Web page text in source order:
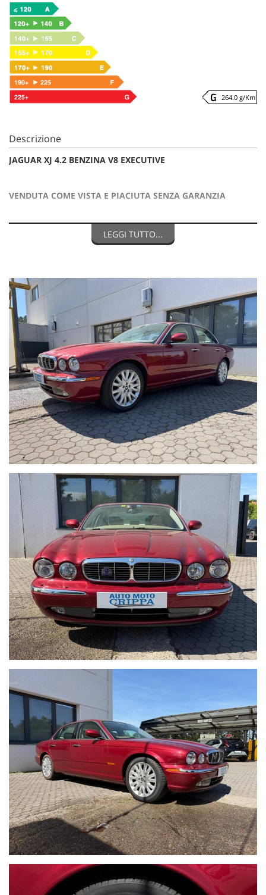
264.0 g/Km
Descrizione
JAGUAR XJ 4.2 BENZINA V8 EXECUTIVE
VENDUTA COME VISTA E PIACIUTA SENZA GARANZIA
VETTURA UFFICIALE ITALIANA IN PRONTA CONSEGNA
Targa, chilometri, accessori principali, cambio e stato della
vettura (meglio se con foto allegate). Con queste
informazioni potremo effettuare una valutazione più
accurata.
AUTO MOTO CRIPPA DI CRIPPA GABRIELE
Via IV Novembre, 113, 23891 Barzanò LC
Contattaci tramite Telefono: 039.9210911
Contattaci tramite WhatsApp: +39 3485705308
Tutte le nostre autovetture sono scrupolosamente
essere proposte alla clientela. La provenienza è certificata,
così come il chilometraggio. Tutte le autovetture sono
coperte da garanzia come stabilito per legge.
Lavorando su diversi portali di comparazione annunci e
gestendo tutto tramite un unico sistema di multi-
pubblicazione, nonostante l’attenzione con la quale
cerchiamo di verificare i nostri annunci di vendita, vi
potrebbero essere involontarie incongruenze circa le
dotazioni e gli accessori della vettura, pertanto, che non
rappresentano vincolo contrattuale. Invitiamo pertanto la
gentile clientela a verificare l'equipaggiamento dell’auto
insieme a un Consulente commerciale per fugare eventuali
dubbi circa la dotazione dell’auto inserzionata.
La nostra officina con salone è presente da oltre 30 anni nel
settore ed è attrezzata per poter effettuare i tagliandi su
tutte le auto (di qualsiasi marca) fin dal primo giorno di vita
senza perdere la garanzia legale e anche tagliandi post-
garanzia.
Le attività che siamo in grado di offrire sono: officina,
elettrauto, gommista, riparazione condizionatori e cambi
automatici, revisioni ministeriali, impianti a GPL e metano,
antifurti, autoradio e satellitari, carrozzeria auto, servizio
carro attrezzi , sostituzione, riparazione e custodia di
pneumatici invernali/estivi, officina certificata per poter
effettuare tagliandi su tutte le auto (di qualsiasi marca) fin
dal primo giorno di vita senza perdere la garanzia legale e
anche tagliandi post-garanzia con l’utilizzo di ricambi
originali e con strumenti di diagnosi sempre aggiornati.
LEGGI TUTTO...